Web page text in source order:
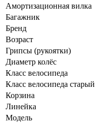
Амортизационная вилка
Багажник
Бренд
Возраст
Грипсы (рукоятки)
Диаметр колёс
Класс велосипеда
Класс велосипеда старый
Корзина
Линейка
Модель